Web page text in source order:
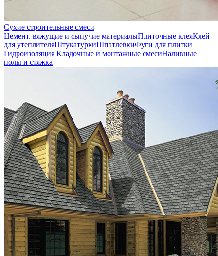
Сухие строительные смеси
Цемент, вяжущие и сыпучие материалыПлиточные клеяКлей
для утеплителяШтукатуркиШпатлевкиФуги для плитки
Гидроизоляция Кладочные и монтажные смесиНаливные
полы и стяжка